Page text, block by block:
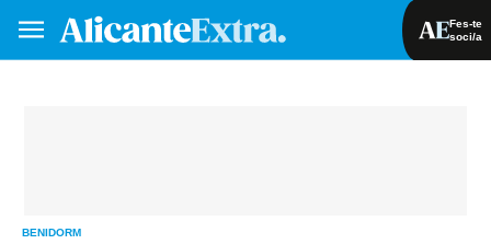
Fes-te
soci/a
BENIDORM